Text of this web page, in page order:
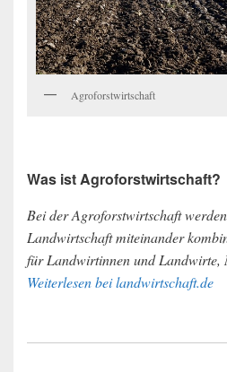
Agroforstwirtschaft
Was ist Agroforstwirtschaft?
Bei der Agroforstwirtschaft
Landwirtschaft miteinander
für Landwirtinnen und Landwirte,
Weiterlesen bei landwirtschaft.de